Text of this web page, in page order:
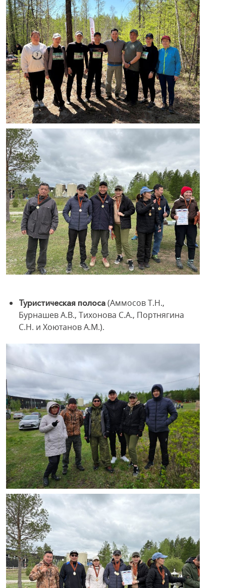
Туристическая полоса(Аммосов Т.Н.,
Бурнашев А.В., Тихонова С.А., Портнягина
С.Н. и Хоютанов А.М.).